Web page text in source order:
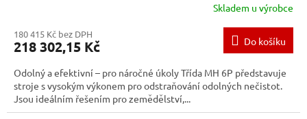
Skladem u výrobce
180 415 Kč bez DPH
218 302,15 Kč Do košíku
Odolný a efektivní – pro náročné úkoly Třída MH 6P představuje
stroje s vysokým výkonem pro odstraňování odolných nečistot.
Jsou ideálním řešením pro zemědělství,...